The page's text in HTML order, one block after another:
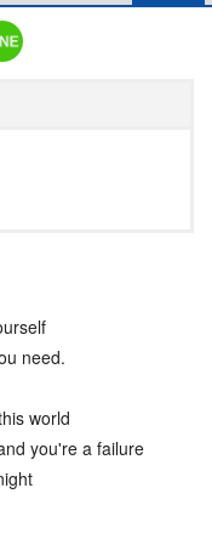
need.
world
you're a failure